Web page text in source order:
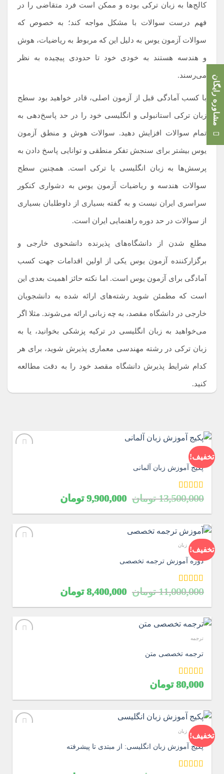
کالج‌ها به زبان ترکی بوده و ممکن است فرد متقاضی را در
فهم درست سوالات با مشکل مواجه کند؛ به خصوص که
سوالات آزمون یوس به دلیل این‌ که مربوط به ریاضیات، هوش
و هندسه هستند به خودی خود تا حدودی پیچیده به نظر
می‌رسند.
با کسب آمادگی قبل از آزمون اصلی، قادر خواهید بود سطح
زبان ترکی استانبولی و انگلیسی خود را در حد پاسخ‌دهی به
تمام سوالات افزایش دهید. سوالات هوش و منطق آزمون
یوس بیشتر برای سنجش تفکر منطقی و توانایی پاسخ دادن به
پرسش‌ها به زبان انگلیسی یا ترکی است. همچنین سطح
سوالات هندسه و ریاضیات آزمون یوس به دشواری کنکور
سراسری ایران نیست و به گفته بسیاری از داوطلبان بسیاری
از سوالات در حد دوره راهنمایی ایران است.
مطلع شدن از دانشگاه‌های پذیرنده دانشحوی خارجی و
برگزارکننده آزمون یوس یکی از اولین اقدامات جهت کسب
آمادگی برای آزمون یوس است. اما نکته حائز اهمیت بعدی این
است که مطمئن شوید رشته‌های ارائه شده به دانشجویان
خارجی در دانشگاه مقصد، به چه زبانی ارائه می‌شوند. مثلا اگر
می‌خواهید به زبان انگلیسی در ترکیه پزشکی بخوانید، یا به
زبان ترکی در رشته مهندسی معماری پذیرش شوید، برای هر
کدام شرایط پذیرش دانشگاه مقصد خود را به دقت مطالعه
کنید.
تخفیف!
آلمانی
پکیج آموزش زبان آلمانی
امتیاز5.00
13,500,000 تومان قیمت
13,500,000 تومان
9,900,000 تومان
9,900,000
تخفیف!
آموزش زبان
دوره آموزش ترجمه تخصصی
امتیاز5.00
11,000,000 تومان قیمت
11,000,000 تومان
8,400,000 تومان
8,400,000
ترجمه
ترجمه تخصصی متن
امتیاز5.0080,000 تومان
تخفیف!
آموزش زبان
پکیج آموزش زبان انگلیسی: از مبتدی تا پیشرفته
مشاوره رایگان